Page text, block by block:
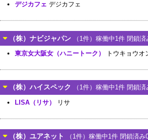
デジカフェ デジカフェ
（株）ナビジャパン （1件）稼働中1件 閉鎖済
東京女大阪女（ハニートーク） トウキョウオ
（株）ハイスペック （1件）稼働中1件 閉鎖済
LISA（リサ） リサ
（株）ユアネット （1件）稼働中1件 閉鎖済み